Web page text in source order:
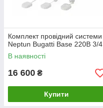
Комплект провідний системи
Neptun Bugatti Base 220B 3/4
В наявності
16 600 ₴
Купити